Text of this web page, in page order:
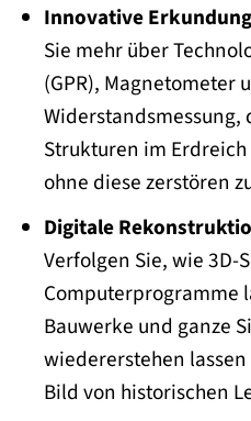
Innovative
Sie mehr über
(GPR), Magnetometer
Widerstandsmessung,
Strukturen im
ohne diese zerstören
Digitale
Verfolgen Sie, wie
Computerprogramme
Bauwerke und ganze
wiedererstehen
Bild von historischen